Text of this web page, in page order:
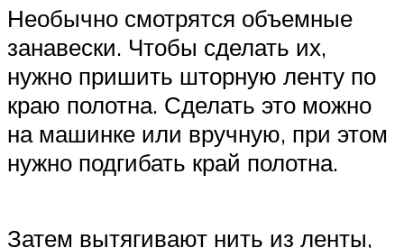
Необычно смотрятся объемные
занавески. Чтобы сделать их,
нужно пришить шторную ленту по
краю полотна. Сделать это можно
на машинке или вручную, при этом
нужно подгибать край полотна.
Затем вытягивают нить из ленты,